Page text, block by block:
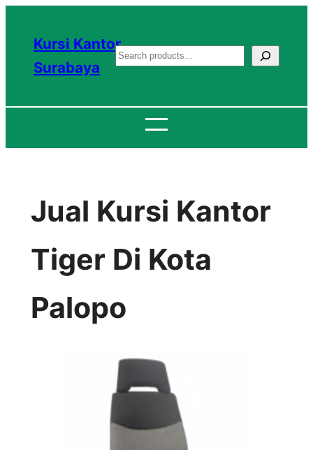
konten
Kursi Kantor
Surabaya
S
a
c
Jual Kursi Kantor
Tiger Di Kota
Palopo